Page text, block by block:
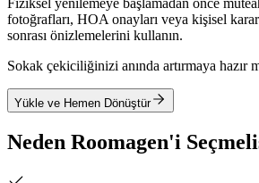
fotoğrafları, HOA onayları veya kişisel
sonrası önizlemelerini kullanın.
Sokak çekiciliğinizi anında artırmaya hazır
Yükle ve Hemen Dönüştür
Neden Roomagen'i